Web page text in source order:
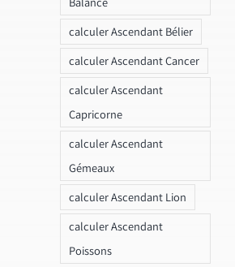
calculer Ascendant Bélier
calculer Ascendant Cancer
calculer Ascendant
Capricorne
calculer Ascendant
Gémeaux
calculer Ascendant Lion
calculer Ascendant
Poissons